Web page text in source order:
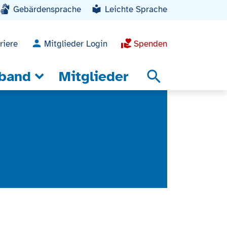
Gebärdensprache Leichte Sprache
Mitglieder Login Spenden
Mitglieder search